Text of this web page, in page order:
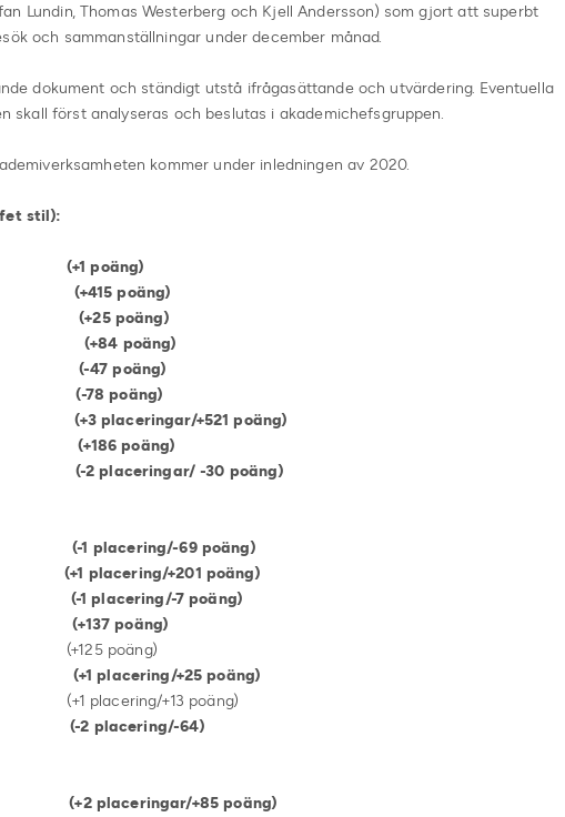
Lundin, Thomas Westerberg och Kjell Andersson) som gjort att superbt
och sammanställningar under december månad.
dokument och ständigt utstå ifrågasättande och utvärdering. Eventuella
skall först analyseras och beslutas i akademichefsgruppen.
kommer under inledningen av 2020.
fet stil):
(+1 poäng)
4993 (+415 poäng)
(+25 poäng)
poäng)
(-47 poäng)
3021 (-78 poäng)
(+3 placeringar/+521 poäng)
2784 (+186 poäng)
(-2 placeringar/ -30 poäng)
(-1 placering/-69 poäng)
(+1 placering/+201 poäng)
(-1 placering/-7 poäng)
(+137 poäng)
(+125 poäng)
(+1 placering/+25 poäng)
placering/+13 poäng)
(-2 placering/-64)
(+2 placeringar/+85 poäng)